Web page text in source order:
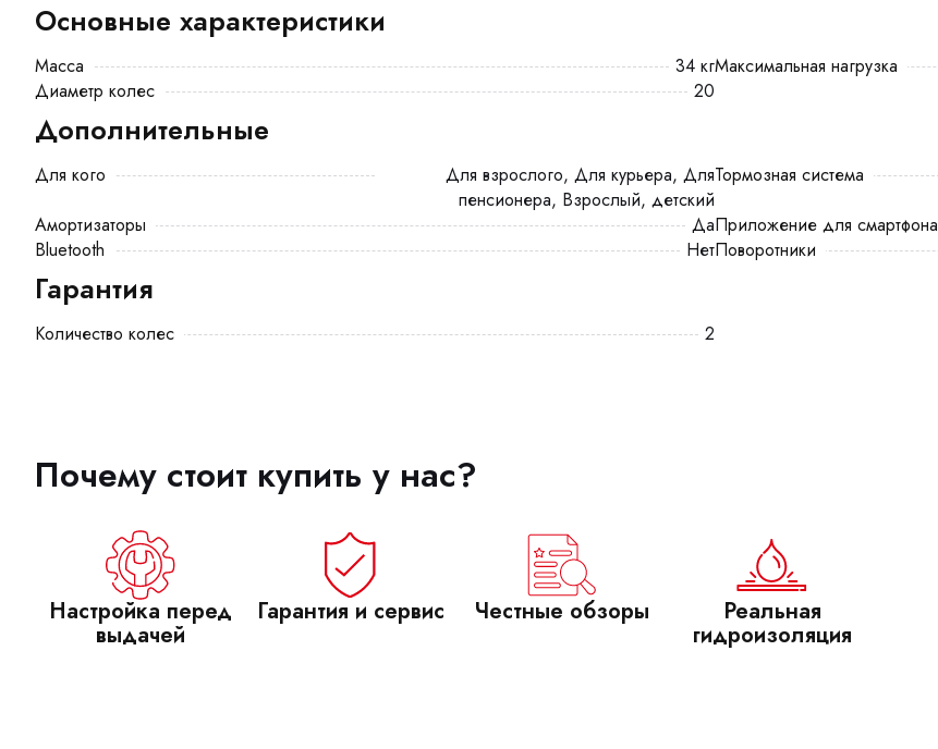
Основные характеристики
Масса 34 кгМаксимальная нагрузка
Диаметр колес
20
Дополнительные
Для кого
Для взрослого, Для курьера, Для
пенсионера, Взрослый, детский
Тормозная система
Амортизаторы
ДаПриложение для смартфона
Bluetooth
НетПоворотники
Гарантия
Количество колес 2
Почему стоит купить у нас?
Настройка перед
выдачей
Гарантия и сервис Честные обзоры Реальная
гидроизоляция